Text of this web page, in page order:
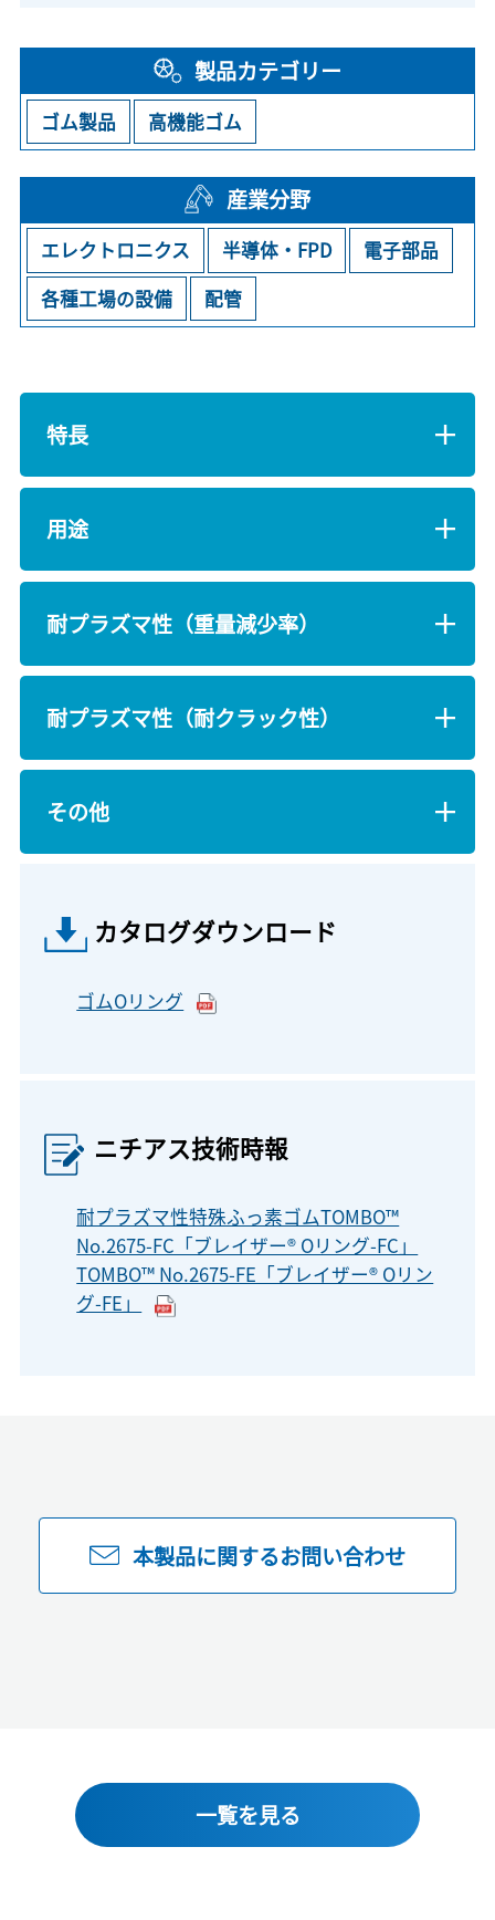
製品カテゴリー
ゴム製品 高機能ゴム
産業分野
エレクトロニクス 半導体・FPD
電子部品
各種工場の設備
配管
特長
用途
耐プラズマ性（重量減少率）
耐プラズマ性（耐クラック性）
その他
カタログダウンロード
ゴムOリング
ニチアス技術時報
耐プラズマ性特殊ふっ素ゴムTOMBO™
No.2675-FC「ブレイザー® Oリング-FC」
TOMBO™ No.2675-FE「ブレイザー® Oリン
グ-FE」
本製品に関するお問い合わせ
一覧を見る